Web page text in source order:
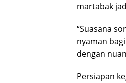
martabak
“Suasana
nyaman
dengan
Persiapan